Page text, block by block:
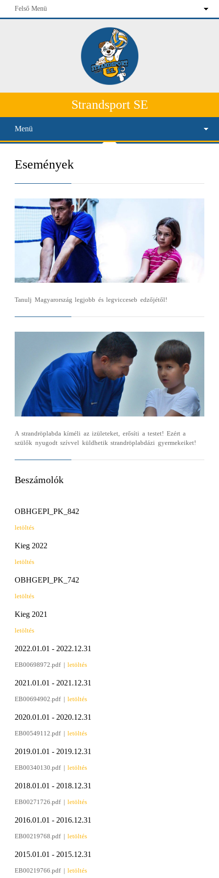
Felső Menü
Strandsport SE
Menü
Események
Tanulj Magyarország legjobb és legvicceseb edzőjétől!
A strandröplabda kíméli az izületeket, erősíti a testet! Ezért a
szülők nyugodt szívvel küldhetik strandröplabdázi gyermekeiket!
Beszámolók
OBHGEPI_PK_842
letöltés
Kieg 2022
letöltés
OBHGEPI_PK_742
letöltés
Kieg 2021
letöltés
2022.01.01 - 2022.12.31
EB00698972.pdf |letöltés
2021.01.01 - 2021.12.31
EB00694902.pdf |letöltés
2020.01.01 - 2020.12.31
EB00549112.pdf |letöltés
2019.01.01 - 2019.12.31
EB00340130.pdf |letöltés
2018.01.01 - 2018.12.31
EB00271726.pdf |letöltés
2016.01.01 - 2016.12.31
EB00219768.pdf |letöltés
2015.01.01 - 2015.12.31
EB00219766.pdf |letöltés